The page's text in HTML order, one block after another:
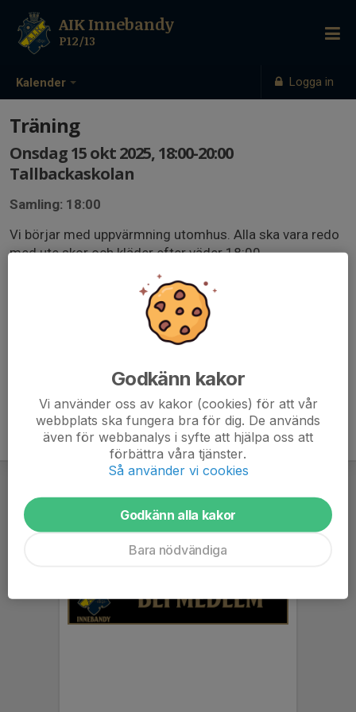
Kalender Logga in
AIK Innebandy
P12/13
Träning
Onsdag 15 okt 2025, 18:00-20:00
Tallbackaskolan
Samling: 18:00
Vi börjar med uppvärmning utomhus. Alla ska vara redo
med ute skor och kläder efter väder 18:00
Godkänn kakor
Vi använder oss av kakor (cookies) för att vår
webbplats ska fungera bra för dig. De används
även för webbanalys i syfte att hjälpa oss att
förbättra våra tjänster.
Så använder vi cookies
Godkänn alla kakor
Bara nödvändiga